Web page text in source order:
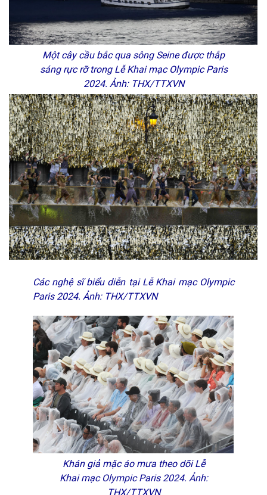
Một cây cầu bắc qua sông Seine được thắp
sáng rực rỡ trong Lễ Khai mạc Olympic Paris
2024. Ảnh: THX/TTXVN
Các nghệ sĩ biểu diễn tại Lễ Khai mạc Olympic
Paris 2024. Ảnh: THX/TTXVN
Khán giả mặc áo mưa theo dõi Lễ
Khai mạc Olympic Paris 2024. Ảnh:
THX/TTXVN